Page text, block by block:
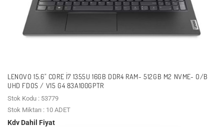
LENOVO 15.6" CORE I7 1355U 16GB DDR4 RAM- 512GB M2 NVME- O/B
UHD FDOS / V15 G4 83A100GPTR
Stok Kodu : 53779
Stok Miktarı : 10 ADET
Kdv Dahil Fiyat